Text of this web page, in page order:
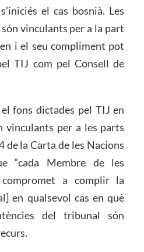
el cas bosnià. Les
vinculants per a la part
i el seu compliment pot
TIJ com pel Consell de
fons dictades pel TIJ en
vinculants per a les parts
de la Carta de les Nacions
“cada Membre de les
a complir la
en qualsevol cas en què
del tribunal són